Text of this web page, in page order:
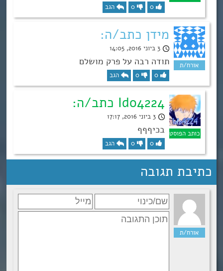
0
0 הגב
מידן כתב/ה:
3 ביוני 2016, 14:05
תודה רבה על פרק מושלם
0
0 הגב
Ido4224 כתב/ה:
3 ביוני 2016, 17:17
בכיףףף
0
0 הגב
כתיבת תגובה